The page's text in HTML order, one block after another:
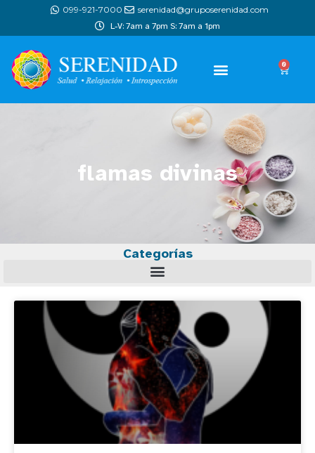
099-921-7000 serenidad@gruposerenidad.com
L-V: 7am a 7pm S: 7am a 1pm
0
flamas divinas
Categorías